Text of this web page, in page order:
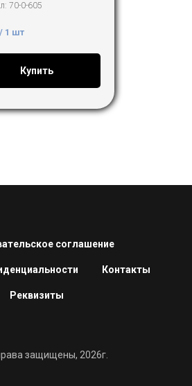
70-0-605
/ 1 шт
Купить
соглашение
Контакты
Реквизиты
защищены, 2026г.